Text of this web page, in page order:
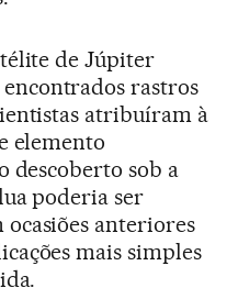
de Júpiter
rastros
atribuíram à
elemento
descoberto sob a
poderia ser
anteriores
mais simples